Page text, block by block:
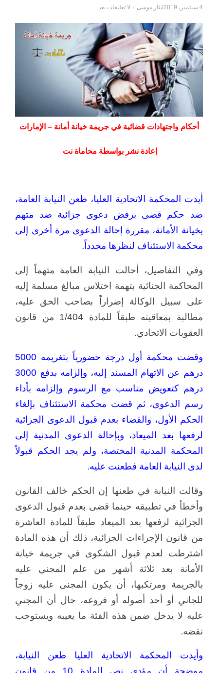
4 سبتمبر، 2019 ايثار موسى / لا تعليقات بعد
أحكام واجتهادات قضائية في جريمة خيانة أمانة – الإمارات
إعادة نشر بواسطة محاماة نت
أيدت المحكمة الاتحادية العليا، طعن النيابة العامة،
ضد حكم قضى برفض دعوى جزائية ضد متهم
بخيانة الأمانة، مقررة إحالة الدعوى مرة أخرى إلى
محكمة الاستئناف لنظرها مجدداً.
وفي التفاصيل، أحالت النيابة العامة متهماً إلى
المحاكمة الجنائية بتهمة اختلاس مبالغ مسلمة إليه
على سبيل الوكالة إضراراً بصاحب الحق عليه،
مطالبة بمعاقبته طبقاً للمادة 404/‏‏1 من قانون
العقوبات الاتحادي.
وقضت محكمة أول درجة حضورياً بتغريمه 5000
درهم عن الاتهام المسند إليه، وإلزامه بدفع 3000
درهم كتعويض مناسب مع الرسوم وإلزامه بأداء
رسم الدعوى، ثم قضت محكمة الاستئناف بإلغاء
الحكم الأول، والقضاء بعدم قبول الدعوى الجزائية
لرفعها بعد الميعاد، وبإحالة الدعوى المدنية إلى
المحكمة المدنية المختصة، ولم يجد الحكم قبولاً
لدى النيابة العامة فطعنت عليه.
وقالت النيابة في طعنها إن الحكم خالف القانون
وأخطأ في تطبيقه حينما قضى بعدم قبول الدعوى
الجزائية لرفعها بعد الميعاد طبقاً للمادة العاشرة
من قانون الإجراءات الجزائية، ذلك أن هذه المادة
اشترطت لعدم قبول الشكوى في جريمة خيانة
الأمانة بعد ثلاثة أشهر من علم المجني عليه
بالجريمة ومرتكبها، أن يكون المجنى عليه زوجاً
للجاني أو أحد أصوله أو فروعه، حال أن المجني
عليه لا يدخل ضمن هذه الفئة ما يعيبه ويستوجب
نقضه.
وأيدت المحكمة الاتحادية العليا طعن النيابة،